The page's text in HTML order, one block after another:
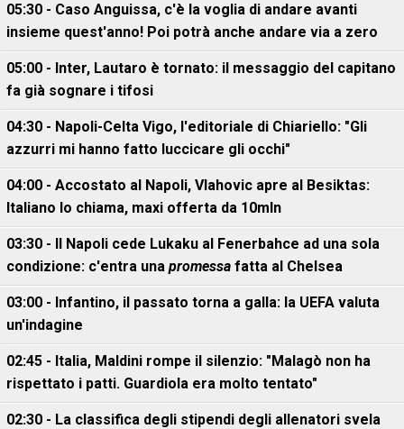
05:30 - Caso Anguissa, c'è la voglia di andare avanti
insieme quest'anno! Poi potrà anche andare via a zero
05:00 - Inter, Lautaro è tornato: il messaggio del capitano
fa già sognare i tifosi
04:30 - Napoli-Celta Vigo, l'editoriale di Chiariello: "Gli
azzurri mi hanno fatto luccicare gli occhi"
04:00 - Accostato al Napoli, Vlahovic apre al Besiktas:
Italiano lo chiama, maxi offerta da 10mln
03:30 - Il Napoli cede Lukaku al Fenerbahce ad una sola
condizione: c'entra una promessa fatta al Chelsea
03:00 - Infantino, il passato torna a galla: la UEFA valuta
un'indagine
02:45 - Italia, Maldini rompe il silenzio: "Malagò non ha
rispettato i patti. Guardiola era molto tentato"
02:30 - La classifica degli stipendi degli allenatori svela